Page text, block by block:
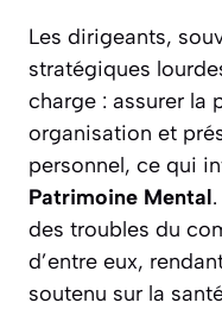
Les dirigeants,
stratégiques
charge : assurer la
organisation et
personnel, ce qui
Patrimoine Mental
des troubles du
d’entre eux,
soutenu sur la